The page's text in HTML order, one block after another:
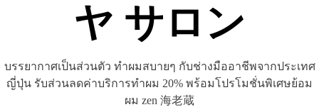
ヤ サロン
บรรยากาศเป็นส่วนตัว ทำผมสบายๆ กับช่างมืออาชีพจากประเทศ
ญี่ปุ่น รับส่วนลดค่าบริการทำผม 20% พร้อมโปรโมชั่นพิเศษย้อม
ผม zen 海老蔵